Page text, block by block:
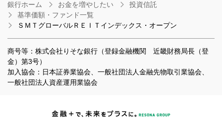
銀行ホーム お金を増やしたい
投資信託
基準価額・ファンド一覧
ＳＭＴグローバルＲＥＩＴインデックス・オープン
商号等：株式会社りそな銀行（登録金融機関 近畿財務局長（登
金）第3号）
加入協会：日本証券業協会、一般社団法人金融先物取引業協会、
一般社団法人資産運用業協会